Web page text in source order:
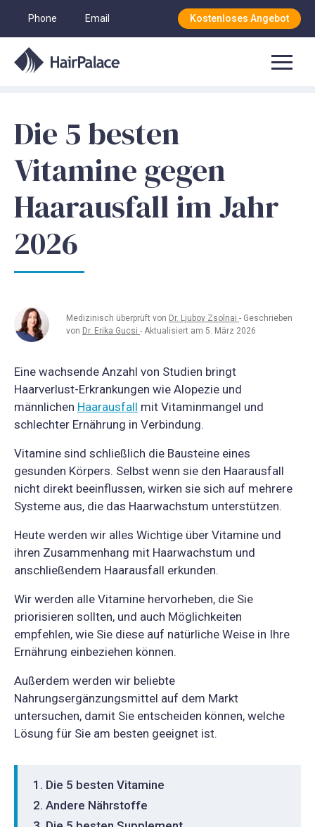
Phone Email Kostenloses Angebot
Die 5 besten
Vitamine gegen
Haarausfall im Jahr
2026
Medizinisch überprüft von Dr. Ljubov Zsolnai - Geschrieben
von Dr. Erika Gucsi - Aktualisiert am 5. März 2026
Eine wachsende Anzahl von Studien bringt
Haarverlust-Erkrankungen wie Alopezie und
männlichen Haarausfall mit Vitaminmangel und
schlechter Ernährung in Verbindung.
Vitamine sind schließlich die Bausteine eines
gesunden Körpers. Selbst wenn sie den Haarausfall
nicht direkt beeinflussen, wirken sie sich auf mehrere
Systeme aus, die das Haarwachstum unterstützen.
Heute werden wir alles Wichtige über Vitamine und
ihren Zusammenhang mit Haarwachstum und
anschließendem Haarausfall erkunden.
Wir werden alle Vitamine hervorheben, die Sie
priorisieren sollten, und auch Möglichkeiten
empfehlen, wie Sie diese auf natürliche Weise in Ihre
Ernährung einbeziehen können.
Außerdem werden wir beliebte
Nahrungsergänzungsmittel auf dem Markt
untersuchen, damit Sie entscheiden können, welche
Lösung für Sie am besten geeignet ist.
Die 5 besten Vitamine
Andere Nährstoffe